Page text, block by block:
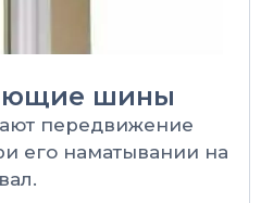
шины
передвижение
его наматывании на
вал.